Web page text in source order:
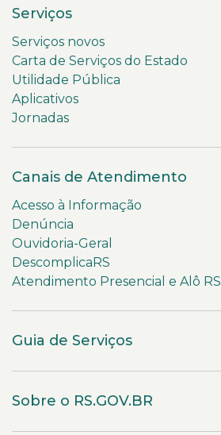
Serviços
Serviços novos
Carta de Serviços do Estado
Utilidade Pública
Aplicativos
Jornadas
Canais de Atendimento
Acesso à Informação
Denúncia
Ouvidoria-Geral
DescomplicaRS
Atendimento Presencial e Alô RS
Guia de Serviços
Sobre o RS.GOV.BR